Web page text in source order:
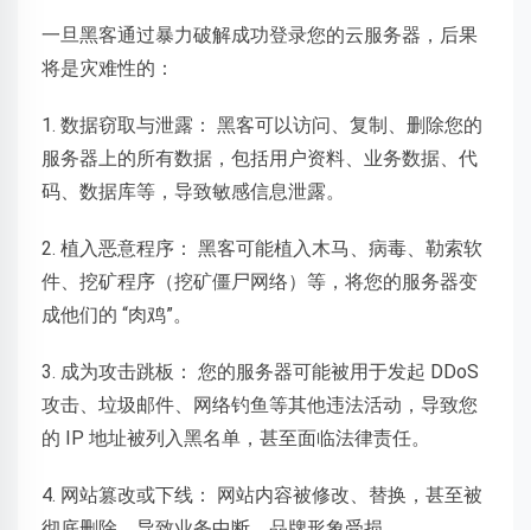
一旦黑客通过暴力破解成功登录您的云服务器，后果
将是灾难性的：
1. 数据窃取与泄露： 黑客可以访问、复制、删除您的
服务器上的所有数据，包括用户资料、业务数据、代
码、数据库等，导致敏感信息泄露。
2. 植入恶意程序： 黑客可能植入木马、病毒、勒索软
件、挖矿程序（挖矿僵尸网络）等，将您的服务器变
成他们的 “肉鸡”。
3. 成为攻击跳板： 您的服务器可能被用于发起 DDoS
攻击、垃圾邮件、网络钓鱼等其他违法活动，导致您
的 IP 地址被列入黑名单，甚至面临法律责任。
4. 网站篡改或下线： 网站内容被修改、替换，甚至被